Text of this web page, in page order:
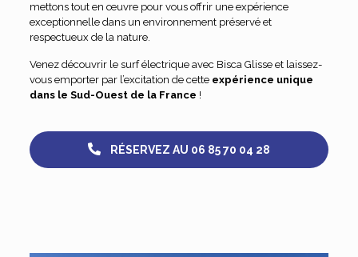
mettons tout en œuvre pour vous offrir une expérience
exceptionnelle dans un environnement préservé et
respectueux de la nature.
Venez découvrir le surf électrique avec Bisca Glisse et laissez-
vous emporter par l’excitation de cette expérience unique
dans le Sud-Ouest de la France !
RÉSERVEZ AU 06 85 70 04 28